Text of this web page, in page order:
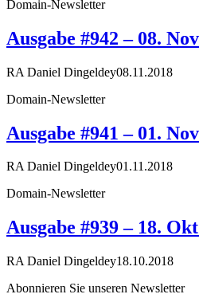
Domain-Newsletter
Ausgabe #942 – 08.
RA Daniel Dingeldey08.11.2018
Domain-Newsletter
Ausgabe #941 – 01.
RA Daniel Dingeldey01.11.2018
Domain-Newsletter
Ausgabe #939 – 18.
RA Daniel Dingeldey18.10.2018
Abonnieren Sie unseren Newsletter